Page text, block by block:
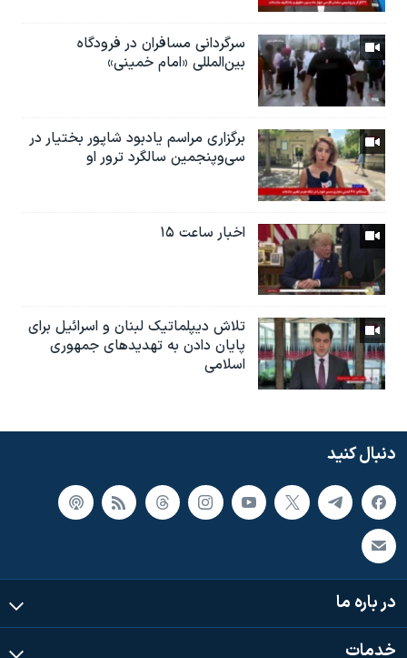
سرگردانی مسافران در فرودگاه
بین‌المللی «امام خمینی»
برگزاری مراسم یادبود شاپور بختیار در
سی‌وپنجمین سالگرد ترور او
اخبار ساعت ۱۵
تلاش دیپلماتیک لبنان و اسرائیل برای
پایان دادن بە تهدیدهای جمهوری
اسلامی
دنبال کنید
در باره ما
خدمات